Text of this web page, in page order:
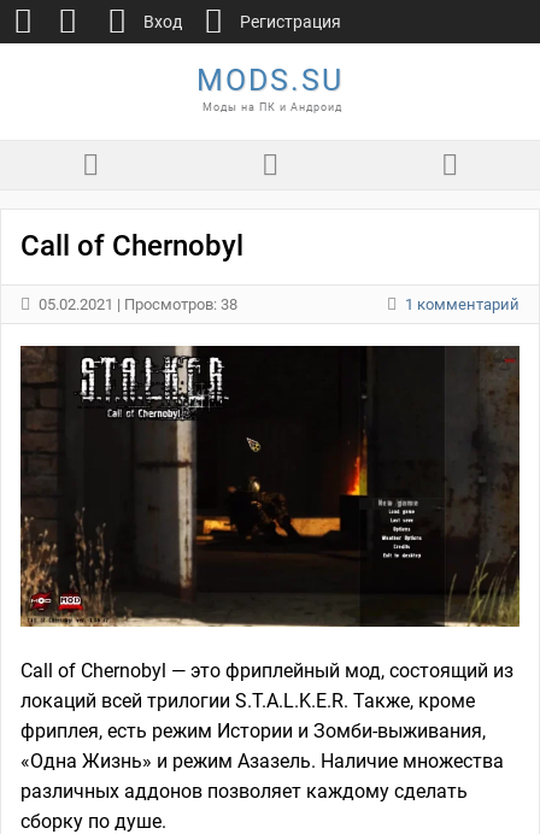
MODS.SU
Моды на ПК и Андроид
Call of Chernobyl
05.02.2021 | Просмотров: 38 1 комментарий
Call of Chernobyl — это фриплейный мод, состоящий из
локаций всей трилогии S.T.A.L.K.E.R. Также, кроме
фриплея, есть режим Истории и Зомби-выживания,
«Одна Жизнь» и режим Азазель. Наличие множества
различных аддонов позволяет каждому сделать
сборку по душе.
Вход Регистрация